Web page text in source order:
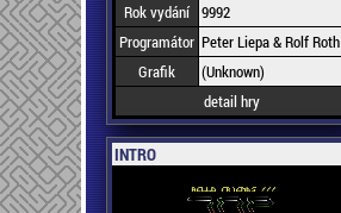
Rok vydání 9992
Programátor Peter Liepa & Rolf Roth
Grafik
(Unknown)
detail hry
INTRO